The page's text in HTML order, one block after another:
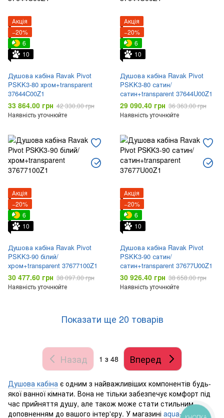
Акція
−20%
6
10
Душова кабіна Ravak Pivot
PSKK3-80 хром+transparent
37644C00Z1
33 864.00 грн 42 330.00 грн
Наявність уточнюйте
Акція
−20%
6
10
Душова кабіна Ravak Pivot
PSKK3-80 сатин/
сатин+transparent 37644U00Z1
29 090.40 грн 36 363.00 грн
Наявність уточнюйте
Акція
−20%
6
10
Душова кабіна Ravak Pivot
PSKK3-90 білий/
хром+transparent 37677100Z1
30 477.60 грн 38 097.00 грн
Наявність уточнюйте
Акція
−20%
6
10
Душова кабіна Ravak Pivot
PSKK3-90 сатин/
сатин+transparent 37677U00Z1
30 926.40 грн 38 658.00 грн
Наявність уточнюйте
Показати ще 20 товарів
Назад 1 з 48 Вперед
Душова кабіна є одним з найважливіших компонентів будь-
якої ванної кімнати. Вона не тільки забезпечує комфорт під
час прийняття душу, але також може стати стильним
доповненням до вашого інтер'єру. У магазині aqua-